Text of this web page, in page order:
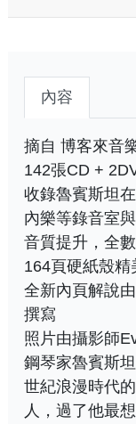
內容
摘自 博客來音
142張CD +
收錄魯賓斯坦
內樂等錄音室
音質提升，全
164頁硬紙殼精
全新內頁解說
撰寫
照片由攝影師
鋼琴家魯賓斯
世紀浪漫時代
人，過了他最